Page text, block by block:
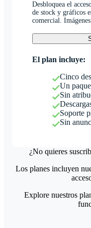
Desbloquea el
de stock y gráficos
comercial.
El plan incluye:
Cinco
Un
Sin
Soporte
Sin
¿No quieres
Los planes incluyen
Explore nuestros